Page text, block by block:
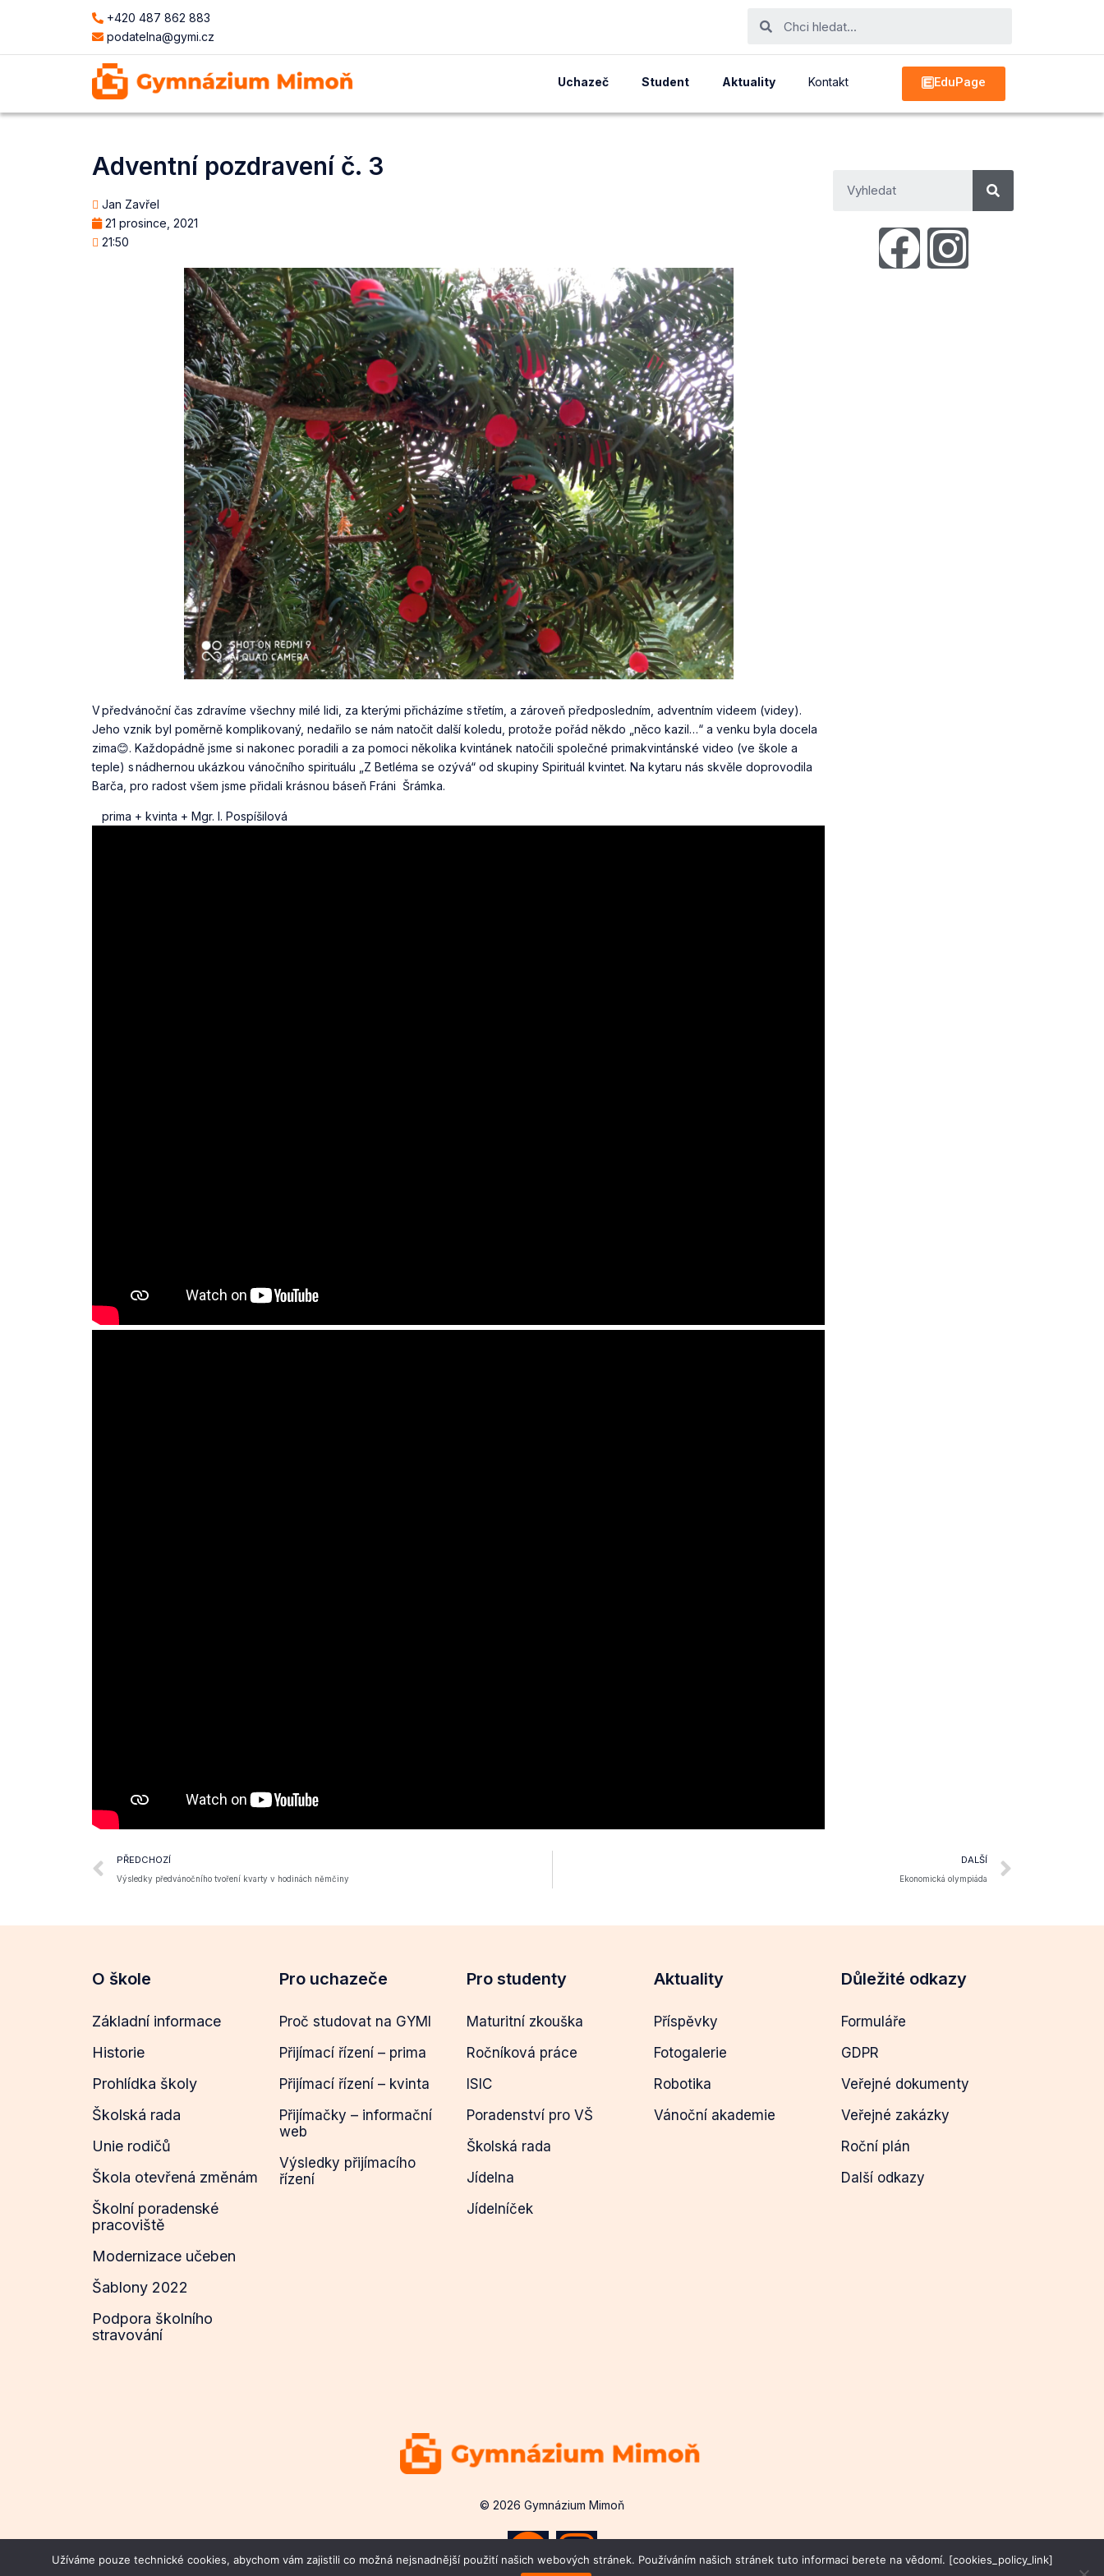
+420 487 862 883
podatelna@gymi.cz
Uchazeč Student Aktuality Kontakt EduPage
Adventní pozdravení č. 3
Jan Zavřel
21 prosince, 2021
21:50
V předvánoční čas zdravíme všechny milé lidi, za kterými přicházíme s třetím, a zároveň předposledním, adventním videem (videy).
Jeho vznik byl poměrně komplikovaný, nedařilo se nám natočit další koledu, protože pořád někdo „něco kazil…“ a venku byla docela
zima😊. Každopádně jsme si nakonec poradili a za pomoci několika kvintánek natočili společné primakvintánské video (ve škole a
teple) s nádhernou ukázkou vánočního spirituálu „Z Betléma se ozývá“ od skupiny Spirituál kvintet. Na kytaru nás skvěle doprovodila
Barča, pro radost všem jsme přidali krásnou báseň Fráni Šrámka.
prima + kvinta + Mgr. I. Pospíšilová
PŘEDCHOZÍ
Výsledky předvánočního tvoření kvarty v hodinách němčiny
DALŠÍ
Ekonomická olympiáda
O škole
Základní informace
Historie
Prohlídka školy
Školská rada
Unie rodičů
Škola otevřená změnám
Školní poradenské
pracoviště
Modernizace učeben
Šablony 2022
Podpora školního
stravování
Pro uchazeče
Proč studovat na GYMI
Přijímací řízení – prima
Přijímací řízení – kvinta
Přijímačky – informační
web
Výsledky přijímacího
řízení
Pro studenty
Maturitní zkouška
Ročníková práce
ISIC
Poradenství pro VŠ
Školská rada
Jídelna
Jídelníček
Aktuality
Příspěvky
Fotogalerie
Robotika
Vánoční akademie
Důležité odkazy
Formuláře
GDPR
Veřejné dokumenty
Veřejné zakázky
Roční plán
Další odkazy
© 2026 Gymnázium Mimoň
Užíváme pouze technické cookies, abychom vám zajistili co možná nejsnadnější použití našich webových stránek. Používáním našich stránek tuto informaci berete na vědomí. [cookies_policy_link]